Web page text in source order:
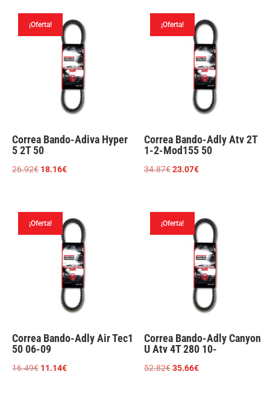
era:
34.87€.23.07€.
era:
20.56€.13.89€.
¡Oferta!
Correa Bando-Adiva Hyper
5 2T 50
26.92€ El
26.92€.
18.16€El
18.16€.
¡Oferta!
Correa Bando-Adly Atv 2T
1-2-Mod155 50
34.87€El
34.87€.
23.07€El
23.07€.
¡Oferta!
Correa Bando-Adly Air Tec1
50 06-09
16.49€ El
11.14€El
¡Oferta!
Correa Bando-Adly Canyon
U Atv 4T 280 10-
52.82€El
35.66€El